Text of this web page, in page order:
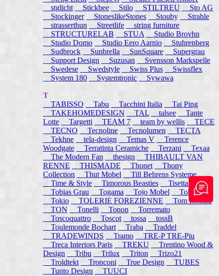
stglicht
Stickbee Stilo STILTREU
Sto AG
Stockinger
StoneslikeStones Stouby
Strahle
strasserthun
Streetlife
string furniture
STRUCTURELAB
STUA
Studio Brovhn
Studio Domo
Studio Eero Aarnio
Stuhrenberg
Sudbrock
Sunbrella SunSquare
Supergrau
Support Design
Suzusan
Svensson Markspelle
Swedese
Swedstyle Swiss Plus
Swissflex
System 180
Systemtronic Sywawa
T
TABISSO
Tabu Tacchini Italia
Tai Ping
TAKEHOMEDESIGN
TAL talsee
Tante
Lotte
Targetti TEAM 7 team by wellis
TECE
TECNO
Tecnoline Tecnolumen
TECTA
Tekhne
tela-design Temas V
Terence
Woodgate
Terratinta Ceramiche Terzani
Texaa
The Modern Fan
thesign
THIBAULT VAN
RENNE
THISMADE Thonet
Thony
Collection
Thut Mobel
Till Behrens Systeme
Time & Style
Timorous Beasties
Tisettanta
Tobias Grau
Togama Tojo Mobel
Token
Tokio
TOLERIE FOREZIENNE
Tom Rossau
TON
Tonelli Tonon
Torremato
Toscoquattro
Toscot tossa
tossB
Toulemonde Bochart
Traba
Traddel
TRADEWINDS
Tramo
TRE-P TRE-Piu
Treca Interiors Paris
TREKU
Trentino Wood &
Design
Tribu Trilux Triton
Trizo21
Troldtekt Tronconi True Design
TUBES
Tunto Design
TUUCI